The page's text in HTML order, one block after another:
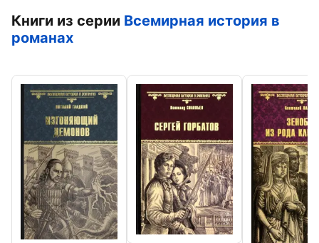
Книги из серии Всемирная история в
романах